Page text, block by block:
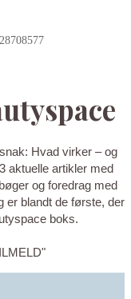
Hvad virker – og
aktuelle artikler med
og foredrag med
er blandt de første, der
boks.